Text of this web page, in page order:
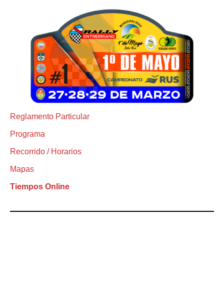
Reglamento Particular
Programa
Recorrido / Horarios
Mapas
Tiempos Online